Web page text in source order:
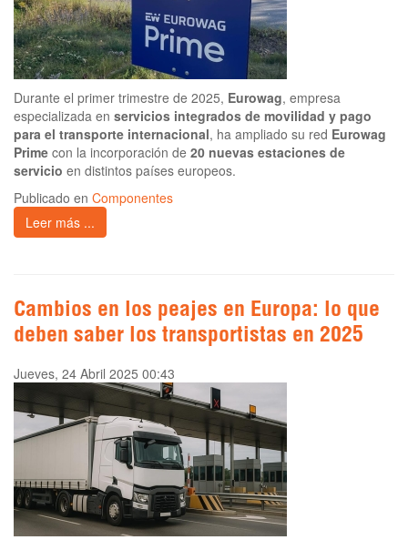
Durante el primer trimestre de 2025, Eurowag, empresa
especializada en servicios integrados de movilidad y pago
para el transporte internacional, ha ampliado su red Eurowag
Prime con la incorporación de 20 nuevas estaciones de
servicio en distintos países europeos.
Publicado en Componentes
Leer más ...
Cambios en los peajes en Europa: lo que
deben saber los transportistas en 2025
Jueves, 24 Abril 2025 00:43